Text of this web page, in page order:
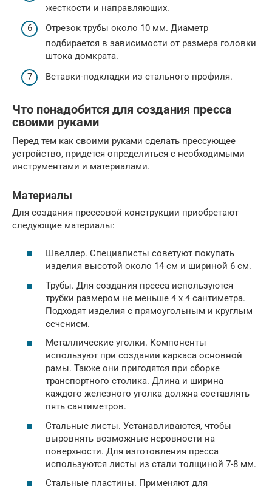
жесткости и направляющих.
Отрезок трубы около 10 мм. Диаметр
подбирается в зависимости от размера головки
штока домкрата.
Вставки-подкладки из стального профиля.
Что понадобится для создания пресса
своими руками
Перед тем как своими руками сделать прессующее
устройство, придется определиться с необходимыми
инструментами и материалами.
Материалы
Для создания прессовой конструкции приобретают
следующие материалы:
Швеллер. Специалисты советуют покупать
изделия высотой около 14 см и шириной 6 см.
Трубы. Для создания пресса используются
трубки размером не меньше 4 х 4 сантиметра.
Подходят изделия с прямоугольным и круглым
сечением.
Металлические уголки. Компоненты
используют при создании каркаса основной
рамы. Также они пригодятся при сборке
транспортного столика. Длина и ширина
каждого железного уголка должна составлять
пять сантиметров.
Стальные листы. Устанавливаются, чтобы
выровнять возможные неровности на
поверхности. Для изготовления пресса
используются листы из стали толщиной 7-8 мм.
Стальные пластины. Применяют для